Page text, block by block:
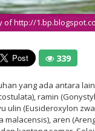
of http://
339
yang ada antara
ramin
ulin (Eusideroxylon
malacensis), aren